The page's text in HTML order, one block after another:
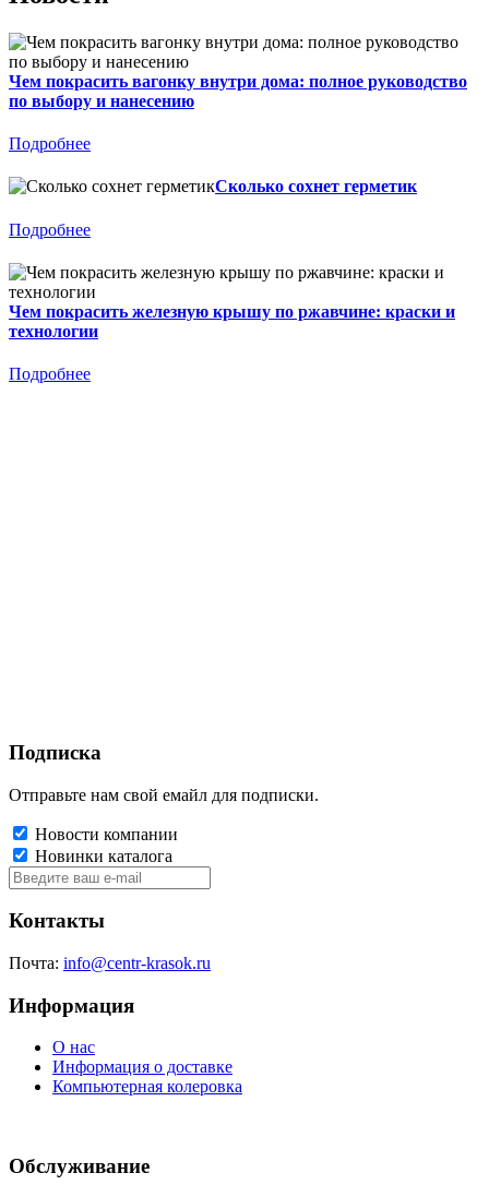
Чем покрасить вагонку внутри дома: полное руководство
по выбору и нанесению
Подробнее
Сколько сохнет герметик
Подробнее
Чем покрасить железную крышу по ржавчине: краски и
технологии
Подробнее
Подписка
Отправьте нам свой емайл для подписки.
Новости компании
Новинки каталога
Контакты
Почта: info@centr-krasok.ru
Информация
О нас
Информация о доставке
Компьютерная колеровка
Обслуживание